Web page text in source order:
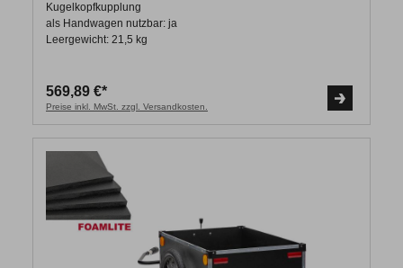
Kugelkopfkupplung
als Handwagen nutzbar: ja
Leergewicht: 21,5 kg
569,89 €*
Preise inkl. MwSt. zzgl. Versandkosten.